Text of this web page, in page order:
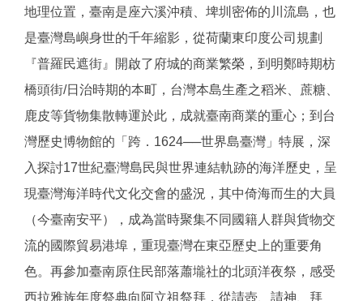
地理位置，臺南是座六溪沖積、埤圳密佈的川流島，也
是臺灣島嶼身世的千年縮影，從荷蘭東印度公司規劃
『普羅民遮街』開啟了府城的商業繁榮，到明鄭時期枋
橋頭街/日治時期的本町，台灣本島生產之稻米、蔗糖、
鹿皮等貨物集散轉運於此，成就臺南商業的重心；到台
灣歷史博物館的「跨．1624──世界島臺灣」特展，深
入探討17世紀臺灣島民與世界連結軌跡的海洋歷史，呈
現臺灣海洋時代文化交會的盛況，其中倚海而生的大員
（今臺南安平），成為當時聚集不同國籍人群與貨物交
流的國際貿易港埠，重現臺灣在東亞歷史上的重要角
色。再參加臺南原住民部落蕭壠社的北頭洋夜祭，感受
西拉雅族年度祭典向阿立祖祭拜，從請壺、請神、拜